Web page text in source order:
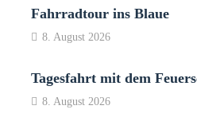
Fahrradtour ins Blaue
8. August 2026
Tagesfahrt mit dem
8. August 2026